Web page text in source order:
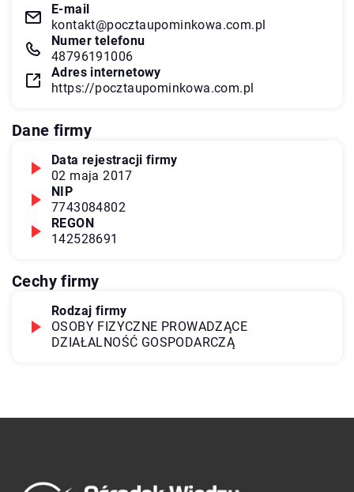
E-mail
kontakt@pocztaupominkowa.com.pl
Numer telefonu
48796191006
Adres internetowy
https://pocztaupominkowa.com.pl
Dane firmy
Data rejestracji firmy
02 maja 2017
NIP
7743084802
REGON
142528691
Cechy firmy
Rodzaj firmy
OSOBY FIZYCZNE PROWADZĄCE
DZIAŁALNOŚĆ GOSPODARCZĄ